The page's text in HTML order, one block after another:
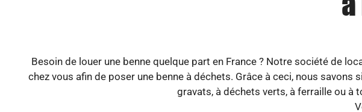
Besoin de louer une benne quelque part en France ? Notre société de
chez vous afin de poser une benne à déchets. Grâce à ceci, nous
gravats, à déchets verts, à ferraille ou à